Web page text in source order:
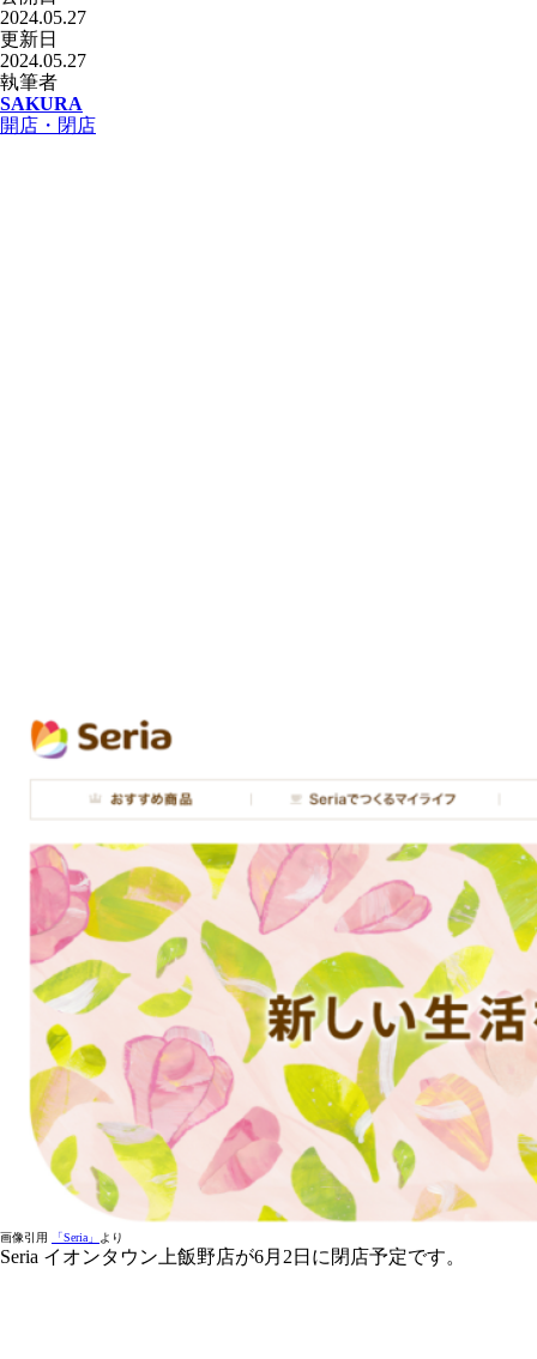
2024.05.27
更新日
2024.05.27
執筆者
SAKURA
開店・閉店
画像引用 「Seria」 より
Seria イオンタウン上飯野店が6月2日に閉店予定です。